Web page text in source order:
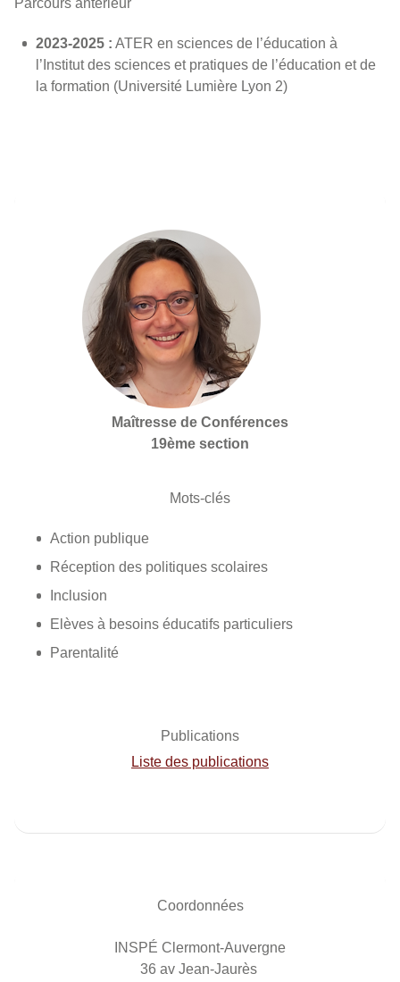
Parcours antérieur
2023-2025 : ATER en sciences de l’éducation à
l’Institut des sciences et pratiques de l’éducation et de
la formation (Université Lumière Lyon 2)
Maîtresse de Conférences
19ème section
Mots-clés
Action publique
Réception des politiques scolaires
Inclusion
Elèves à besoins éducatifs particuliers
Parentalité
Publications
Liste des publications
Coordonnées
INSPÉ Clermont-Auvergne
36 av Jean-Jaurès